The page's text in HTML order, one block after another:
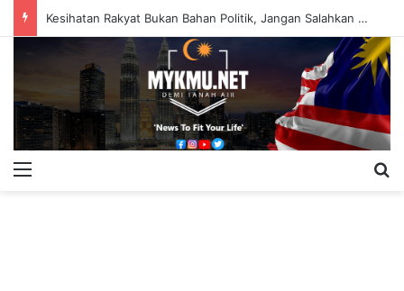
Kesihatan Rakyat Bukan Bahan Politik, Jangan Salahkan Onn Hafiz – Haslinda Salleh